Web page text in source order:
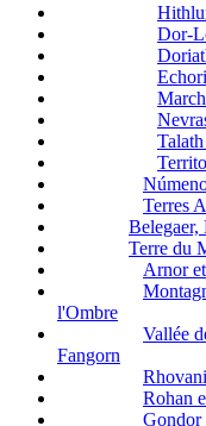
Dor-
Terres
Belegaer,
Terre du
Arnor
l'Ombre
Vallée
Fangorn
Rohan
Gondor